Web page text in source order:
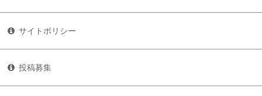
サイトポリシー
投稿募集